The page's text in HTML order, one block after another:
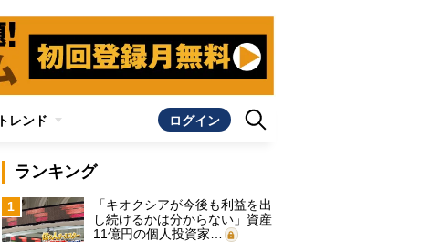
トレンド ログイン
ランキング
1
「キオクシアが今後も利益を出
し続けるかは分からない」資産
11億円の個人投資家…